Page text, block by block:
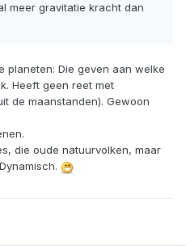
meer gravitatie kracht dan
planeten: Die geven aan welke
Heeft geen reet met
de maanstanden). Gewoon
die oude natuurvolken, maar